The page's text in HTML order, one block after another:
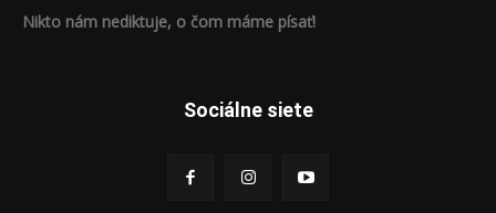
Nikto nám nediktuje, o čom máme písať!
Sociálne siete